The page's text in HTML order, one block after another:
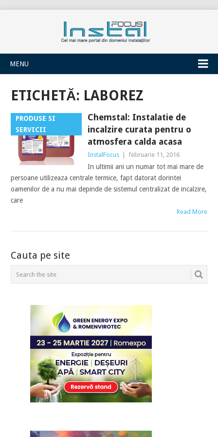
INSTALFOCUS
MENU
ETICHETĂ: LABOREZ
PRODUSE SI
SERVICII
Chemstal: Instalatie de
incalzire curata pentru o
atmosfera calda acasa
InstalFocus februarie 11, 2016
In ultimii ani un numar tot mai mare de
persoane utilizeaza centrale termice, fapt datorat dorintei
oamenilor de a nu mai depinde de sistemul centralizat de incalzire,
care
Read More
POSTS
NAVIGATION
Cauta pe site